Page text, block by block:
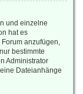
und einzelne
hat es
anzufügen,
bestimmte
Administrator
Dateianhänge